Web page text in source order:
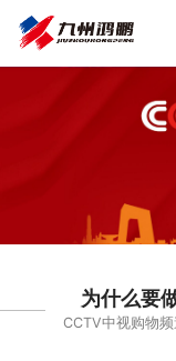
为什么要
CCTV中视购物